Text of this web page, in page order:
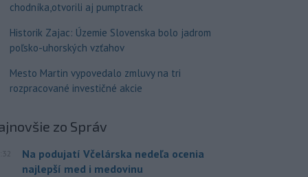
chodníka,otvorili aj pumptrack
Historik Zajac: Územie Slovenska bolo jadrom
poľsko-uhorských vzťahov
Mesto Martin vypovedalo zmluvy na tri
rozpracované investičné akcie
zo Správ
Na podujatí Včelárska nedeľa ocenia
najlepší med i medovinu